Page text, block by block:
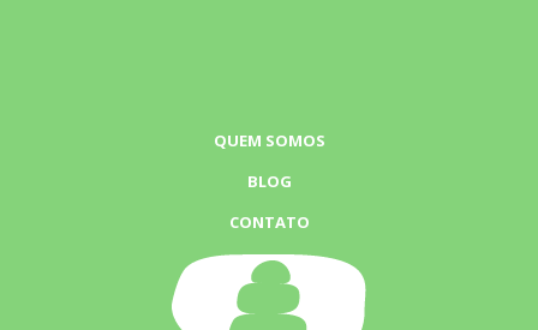
QUEM SOMOS
BLOG
CONTATO